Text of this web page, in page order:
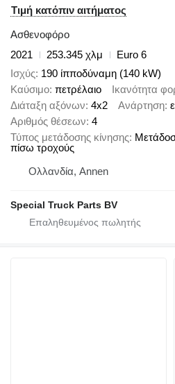
Τιμή κατόπιν αιτήματος
Ασθενοφόρο
2021
253.345 χλμ
Euro 6
Ισχύς 190 ίπποδύναμη (140 kW)
Καύσιμο πετρέλαιο Ικανότητα
Διάταξη αξόνων 4x2 Ανάρτηση
Αριθμός θέσεων 4
Τύπος μετάδοσης κίνησης
πίσω τροχούς
Ολλανδία, Annen
Special Truck Parts BV